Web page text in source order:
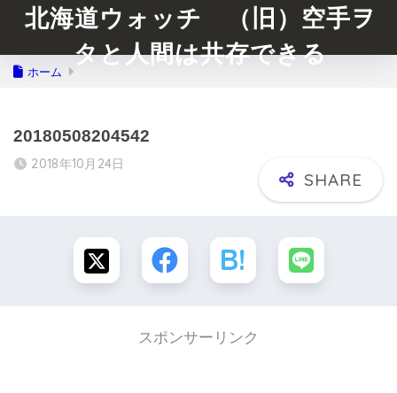
北海道ウォッチ （旧）空手ヲ
タと人間は共存できる
ホーム
20180508204542
2018年10月24日
スポンサーリンク